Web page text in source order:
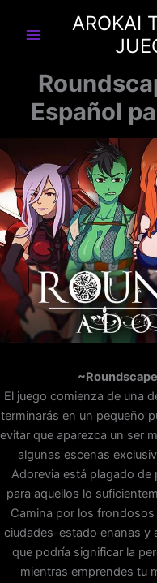
AROKAI
Español
El juego comienza de una
terminarás en un pequeño
evitar que aparezca un ser
algunas escenas
Adorevia está plagado
para aquellos lo
Camina por los
ciudades-estado enanas y
que podría significar la
mientras emprendes tu